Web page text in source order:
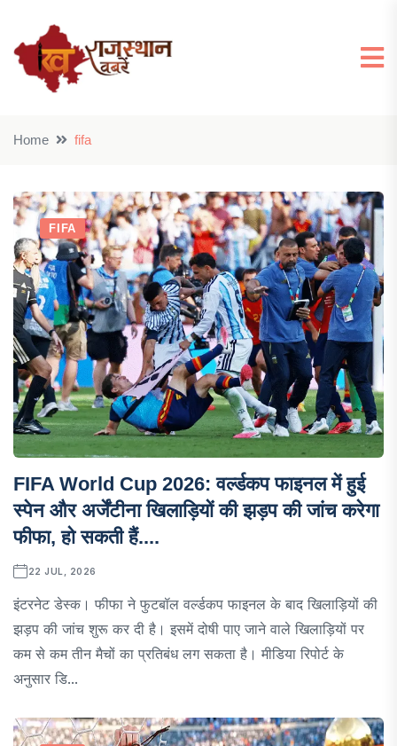
Home fifa
FIFA
FIFA World Cup 2026: वर्ल्डकप फाइनल में हुई
स्पेन और अर्जेंटीना खिलाड़ियों की झड़प की जांच करेगा
फीफा, हो सकती हैं....
22 JUL, 2026
इंटरनेट डेस्क। फीफा ने फुटबॉल वर्ल्डकप फाइनल के बाद खिलाड़ियों की
झड़प की जांच शुरू कर दी है। इसमें दोषी पाए जाने वाले खिलाड़ियों पर
कम से कम तीन मैचों का प्रतिबंध लग सकता है। मीडिया रिपोर्ट के
अनुसार डि...